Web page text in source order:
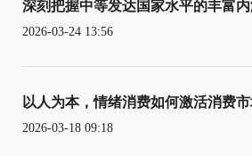
深刻把握中等发达国家水平的丰富
2026-03-24 13:56
以人为本，情绪消费如何激活消费
2026-03-18 09:18